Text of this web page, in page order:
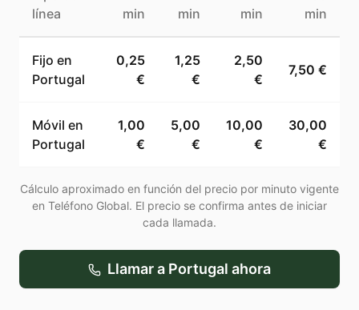
línea
min
min
min
min
Fijo en
Portugal
0,25
€
1,25
€
2,50
€
7,50 €
Móvil en
Portugal
1,00
€
5,00
€
10,00
€
30,00
€
Cálculo aproximado en función del precio por minuto vigente
en Teléfono Global. El precio se confirma antes de iniciar
cada llamada.
Llamar a Portugal ahora